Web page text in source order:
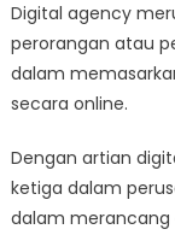
Digital agency
perorangan atau
dalam
secara online.
Dengan artian
ketiga dalam
dalam